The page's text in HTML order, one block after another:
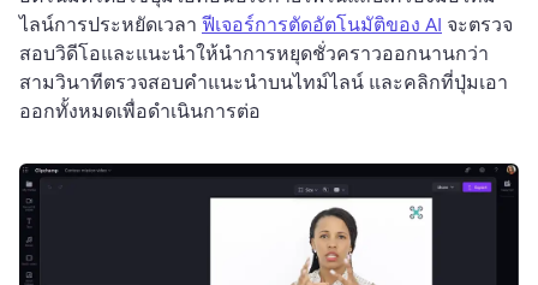
ไลน์การประหยัดเวลา ฟีเจอร์การตัดอัตโนมัติของ AI จะตรวจ
สอบวิดีโอและแนะนําให้นําการหยุดชั่วคราวออกนานกว่า
สามวินาทีตรวจสอบคําแนะนําบนไทม์ไลน์ และคลิกที่ปุ่มเอา
ออกทั้งหมดเพื่อดําเนินการต่อ